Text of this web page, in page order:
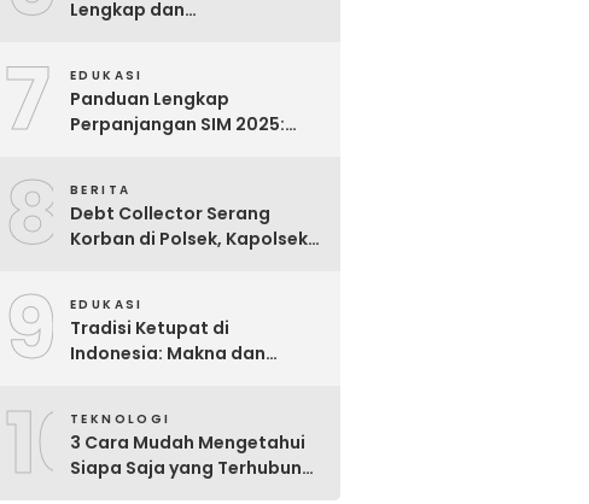
Lengkap dan
7 EDUKASI
Panduan Lengkap
Perpanjangan SIM 2025:
8 BERITA
Debt Collector Serang
Korban di Polsek, Kapolsek
9 EDUKASI
Tradisi Ketupat di
Indonesia: Makna dan
10TEKNOLOGI
3 Cara Mudah Mengetahui
Siapa Saja yang Terhubung